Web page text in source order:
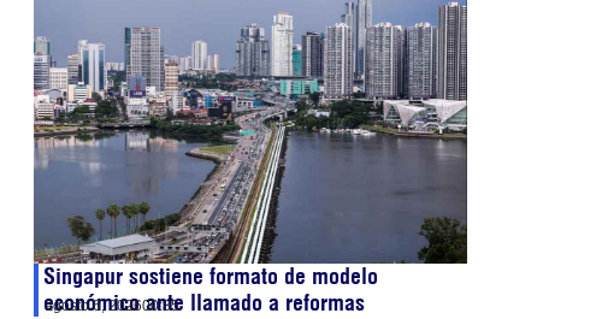
Singapur sostiene formato de modelo
económico ante llamado a reformas
agosto 6, 202600:35